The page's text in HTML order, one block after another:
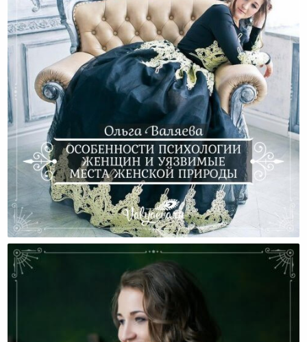
Особенности Психологии Женщин И Уязвимые
Места Женской Природы